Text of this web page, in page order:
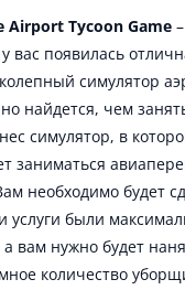
Airport Tycoon Game
вас появилась
симулятор
найдется, чем
симулятор, в
заниматься
необходимо будет
услуги были
вам нужно будет
количество